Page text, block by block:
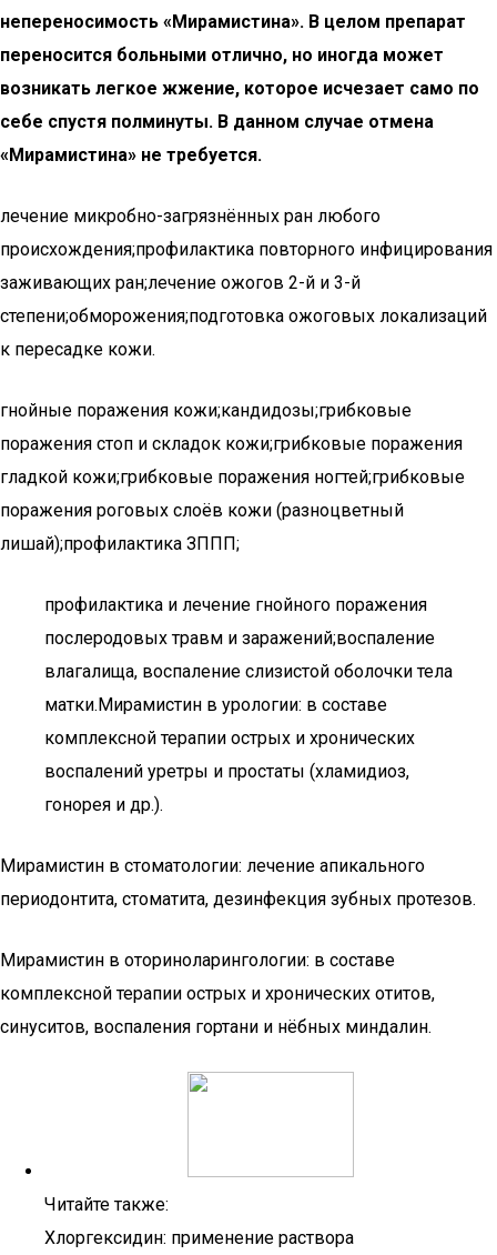
непереносимость «Мирамистина». В целом препарат
переносится больными отлично, но иногда может
возникать легкое жжение, которое исчезает само по
себе спустя полминуты. В данном случае отмена
«Мирамистина» не требуется.
лечение микробно-загрязнённых ран любого
происхождения;профилактика повторного инфицирования
заживающих ран;лечение ожогов 2-й и 3-й
степени;обморожения;подготовка ожоговых локализаций
к пересадке кожи.
гнойные поражения кожи;кандидозы;грибковые
поражения стоп и складок кожи;грибковые поражения
гладкой кожи;грибковые поражения ногтей;грибковые
поражения роговых слоёв кожи (разноцветный
лишай);профилактика ЗППП;
профилактика и лечение гнойного поражения
послеродовых травм и заражений;воспаление
влагалища, воспаление слизистой оболочки тела
матки.Мирамистин в урологии: в составе
комплексной терапии острых и хронических
воспалений уретры и простаты (хламидиоз,
гонорея и др.).
Мирамистин в стоматологии: лечение апикального
периодонтита, стоматита, дезинфекция зубных протезов.
Мирамистин в оториноларингологии: в составе
комплексной терапии острых и хронических отитов,
синуситов, воспаления гортани и нёбных миндалин.
Читайте также:
Хлоргексидин: применение раствора